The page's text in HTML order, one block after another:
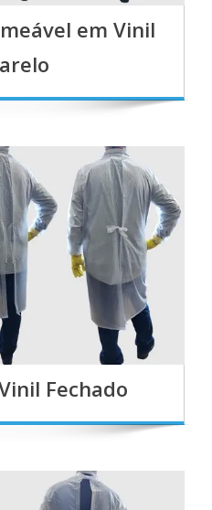
em Vinil
Fechado